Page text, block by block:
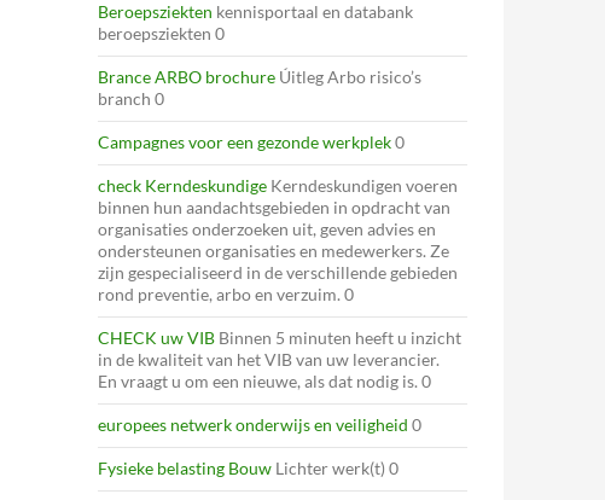
Beroepsziekten kennisportaal en databank
beroepsziekten 0
Brance ARBO brochure Úitleg Arbo risico’s
branch 0
Campagnes voor een gezonde werkplek0
check Kerndeskundige Kerndeskundigen voeren
binnen hun aandachtsgebieden in opdracht van
organisaties onderzoeken uit, geven advies en
ondersteunen organisaties en medewerkers. Ze
zijn gespecialiseerd in de verschillende gebieden
rond preventie, arbo en verzuim. 0
CHECK uw VIB Binnen 5 minuten heeft u inzicht
in de kwaliteit van het VIB van uw leverancier.
En vraagt u om een nieuwe, als dat nodig is. 0
europees netwerk onderwijs en veiligheid 0
Fysieke belasting Bouw Lichter werk(t) 0